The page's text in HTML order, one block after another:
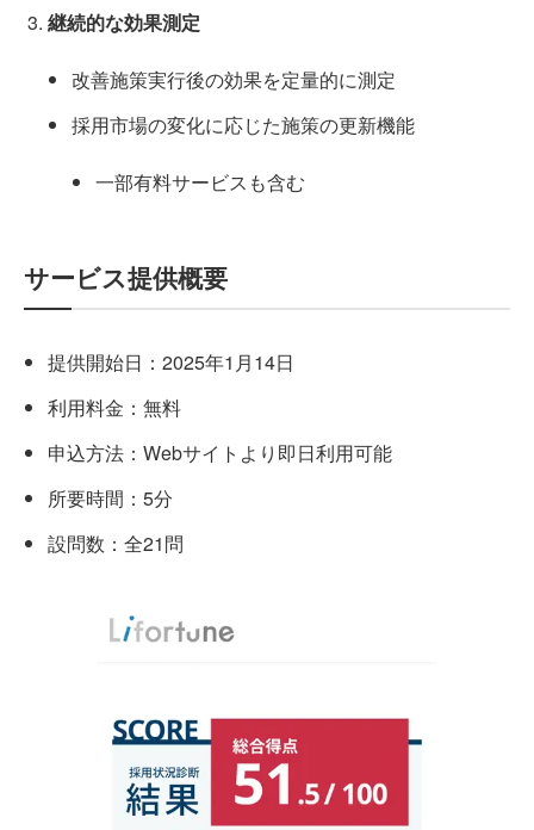
継続的な効果測定
改善施策実行後の効果を定量的に測定
採用市場の変化に応じた施策の更新機能
一部有料サービスも含む
サービス提供概要
提供開始日：2025年1月14日
利用料金：無料
申込方法：Webサイトより即日利用可能
所要時間：5分
設問数：全21問